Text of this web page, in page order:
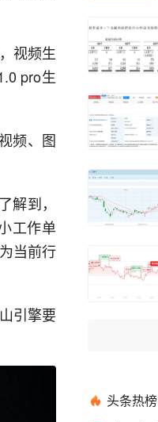
视频生
pro生
频、图
到，
工作单
当前行
引擎要
头条热榜